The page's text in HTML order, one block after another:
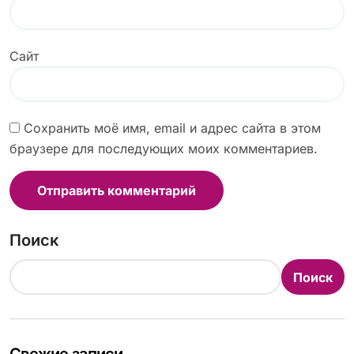
Сайт
Сохранить моё имя, email и адрес сайта в этом
браузере для последующих моих комментариев.
Поиск
Поиск